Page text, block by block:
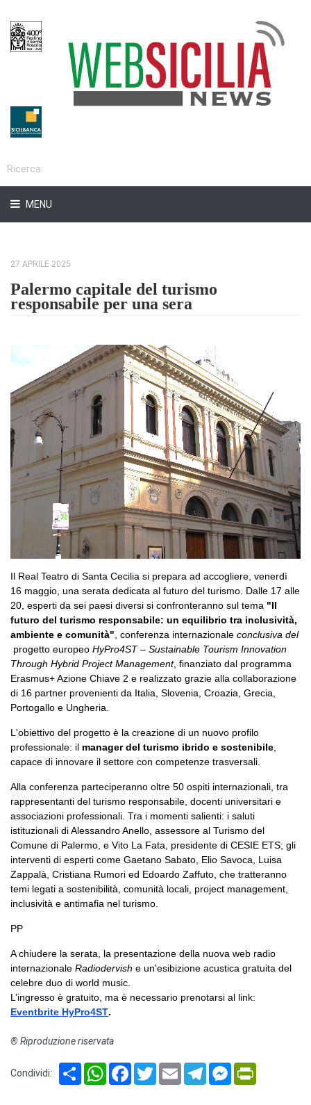
MENU
27 APRILE 2025
Palermo capitale del turismo
responsabile per una sera
Il Real Teatro di Santa Cecilia si prepara ad accogliere, venerdì
16 maggio, una serata dedicata al futuro del turismo. Dalle 17 alle
20, esperti da sei paesi diversi si confronteranno sul tema "Il
futuro del turismo responsabile: un equilibrio tra inclusività,
ambiente e comunità" , conferenza internazionale conclusiva del
progetto europeo HyPro4ST – Sustainable Tourism Innovation
Through Hybrid Project Management, finanziato dal programma
Erasmus+ Azione Chiave 2 e realizzato grazie alla collaborazione
di 16 partner provenienti da Italia, Slovenia, Croazia, Grecia,
Portogallo e Ungheria.
L'obiettivo del progetto è la creazione di un nuovo profilo
professionale: il manager del turismo ibrido e sostenibile
capace di innovare il settore con competenze trasversali.
Alla conferenza parteciperanno oltre 50 ospiti internazionali, tra
rappresentanti del turismo responsabile, docenti universitari e
associazioni professionali. Tra i momenti salienti: i saluti
istituzionali di Alessandro Anello, assessore al Turismo del
Comune di Palermo, e Vito La Fata, presidente di CESIE ETS; gli
interventi di esperti come Gaetano Sabato, Elio Savoca, Luisa
Zappalà, Cristiana Rumori ed Edoardo Zaffuto, che tratteranno
temi legati a sostenibilità, comunità locali, project management,
inclusività e antimafia nel turismo.
PP
A chiudere la serata, la presentazione della nuova web radio
internazionale Radiodervish e un'esibizione acustica gratuita del
celebre duo di world music.
L’ingresso è gratuito, ma è necessario prenotarsi al link:
Eventbrite HyPro4ST.
® Riproduzione riservata
Condividi: Share WhatsAppFacebook
TwitterEmail TelegramMessenger